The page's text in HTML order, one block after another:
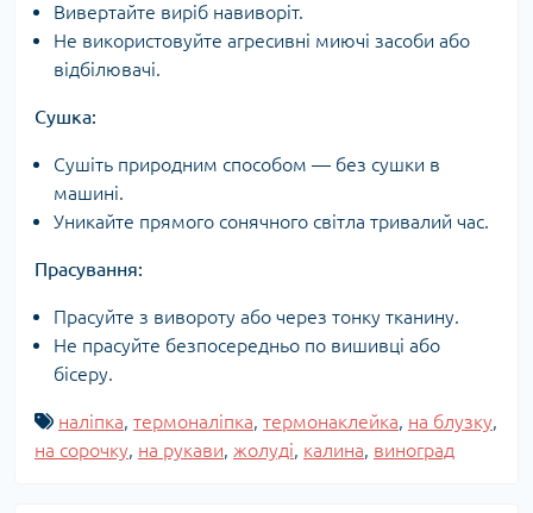
Вивертайте виріб навиворіт.
Не використовуйте агресивні миючі засоби або
відбілювачі.
Сушка:
Сушіть природним способом — без сушки в
машині.
Уникайте прямого сонячного світла тривалий час.
Прасування:
Прасуйте з вивороту або через тонку тканину.
Не прасуйте безпосередньо по вишивці або
бісеру.
наліпка, термоналіпка, термонаклейка, на блузку,
на сорочку, на рукави, жолуді, калина, виноград